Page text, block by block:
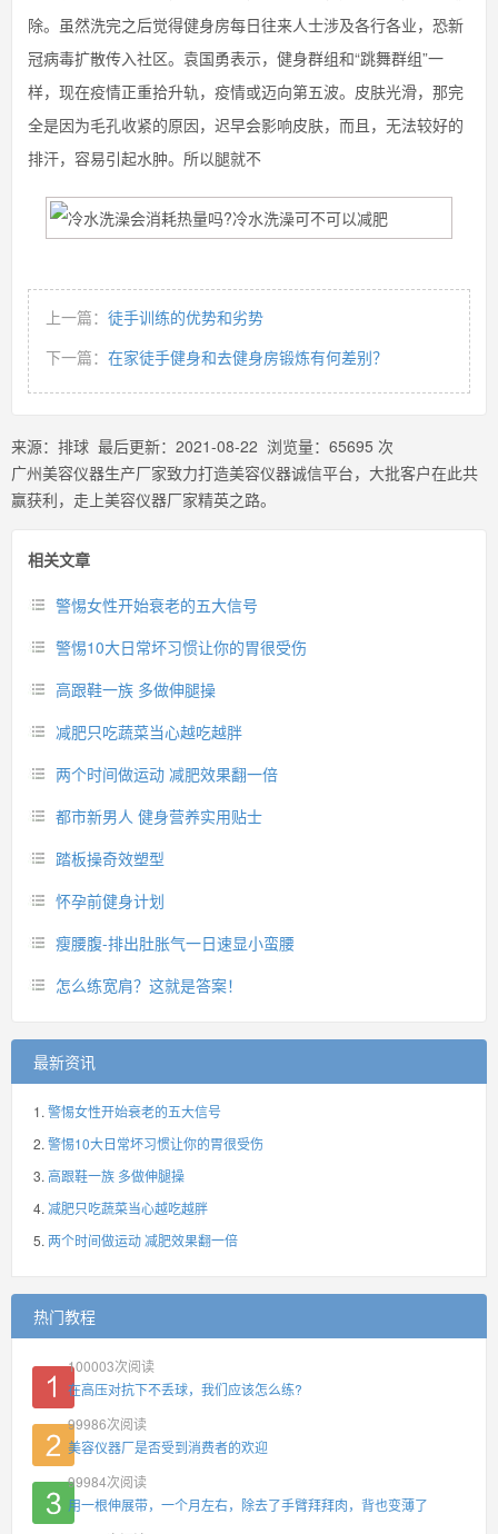
除。虽然洗完之后觉得健身房每日往来人士涉及各行各业，恐新
冠病毒扩散传入社区。袁国勇表示，健身群组和“跳舞群组”一
样，现在疫情正重拾升轨，疫情或迈向第五波。皮肤光滑，那完
全是因为毛孔收紧的原因，迟早会影响皮肤，而且，无法较好的
排汗，容易引起水肿。所以腿就不
上一篇： 徒手训练的优势和劣势
下一篇： 在家徒手健身和去健身房锻炼有何差别？
来源： 排球 最后更新： 2021-08-22 浏览量： 65695 次
广州美容仪器生产厂家致力打造美容仪器诚信平台，大批客户在此共
赢获利，走上美容仪器厂家精英之路。
相关文章
警惕女性开始衰老的五大信号
警惕10大日常坏习惯让你的胃很受伤
高跟鞋一族 多做伸腿操
减肥只吃蔬菜当心越吃越胖
两个时间做运动 减肥效果翻一倍
都市新男人 健身营养实用贴士
踏板操奇效塑型
怀孕前健身计划
瘦腰腹-排出肚胀气一日速显小蛮腰
怎么练宽肩？这就是答案！
最新资讯
警惕女性开始衰老的五大信号
警惕10大日常坏习惯让你的胃很受伤
高跟鞋一族 多做伸腿操
减肥只吃蔬菜当心越吃越胖
两个时间做运动 减肥效果翻一倍
热门教程
100003次阅读
在高压对抗下不丢球，我们应该怎么练?
99986次阅读
美容仪器厂是否受到消费者的欢迎
99984次阅读
用一根伸展带，一个月左右，除去了手臂拜拜肉，背也变薄了